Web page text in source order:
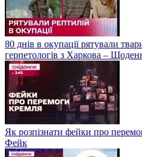
Віртуальна копія мозку! Чи
людський мозок на компʼютері?
80 днів в окупації рятували
герпетологів з Харкова –